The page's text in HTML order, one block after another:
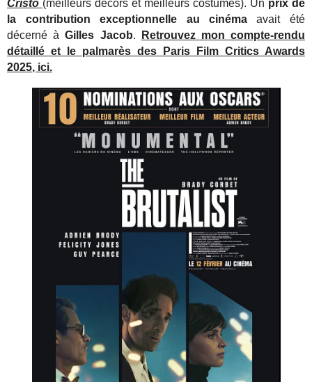
Cristo (meilleurs décors et meilleurs costumes). Un prix de
la contribution exceptionnelle au cinémaavait été
décerné àGilles Jacob.
Retrouvez mon compte-rendu
détaillé et le palmarès des Paris Film Critics Awards
2025, ici.